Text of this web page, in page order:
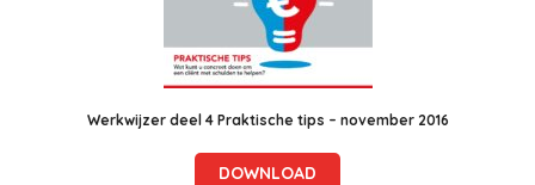
Werkwijzer deel 4 Praktische tips – november 2016
DOWNLOAD